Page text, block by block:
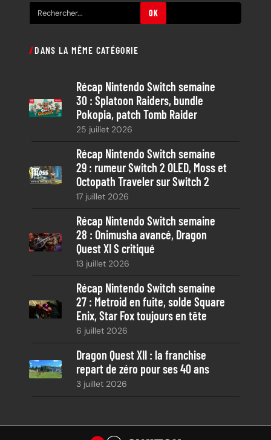
e
h
c
h
OK
DANS LA MÊME CATÉGORIE
Récap Nintendo Switch semaine
30 : Splatoon Raiders, bundle
Pokopia, patch Tomb Raider
25 juillet 2026
Récap Nintendo Switch semaine
29 : rumeur Switch 2 OLED, Moss et
Octopath Traveler sur Switch 2
17 juillet 2026
Récap Nintendo Switch semaine
28 : Onimusha avancé, Dragon
Quest XI S critiqué
13 juillet 2026
Récap Nintendo Switch semaine
27 : Metroid en fuite, solde Square
Enix, Star Fox toujours en tête
6 juillet 2026
Dragon Quest XII : la franchise
repart de zéro pour ses 40 ans
3 juillet 2026